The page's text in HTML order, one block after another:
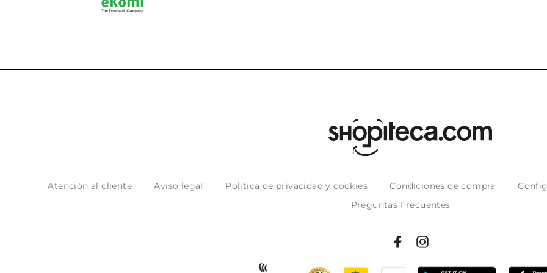
Atención al cliente Aviso legal Politica de privacidad y cookies Condiciones de compra
Preguntas Frecuentes